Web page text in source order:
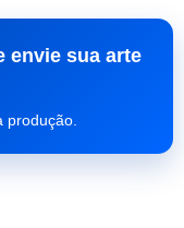
envie sua arte
produção.